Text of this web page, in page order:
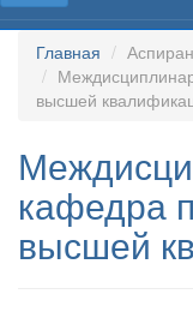
Главная
высшей
кафедра
высшей